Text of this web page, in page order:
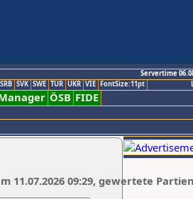
Servertime
SRB SVK SWE TUR UKR VIE FontSize:11pt
ÖSB FIDE
11.07.2026 09:29, gewertete